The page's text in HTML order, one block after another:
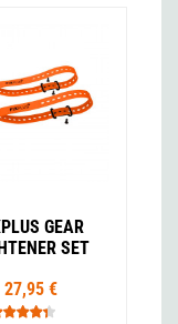
GEAR
SET
27,95 €